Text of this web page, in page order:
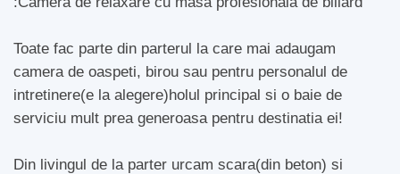
Toate fac parte din parterul la care mai adaugam
camera de oaspeti, birou sau pentru personalul de
intretinere(e la alegere)holul principal si o baie de
serviciu mult prea generoasa pentru destinatia ei!
Din livingul de la parter urcam scara(din beton) si